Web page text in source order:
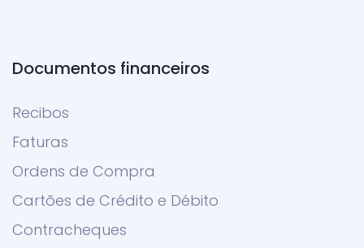
Documentos financeiros
Recibos
Faturas
Ordens de Compra
Cartões de Crédito e Débito
Contracheques